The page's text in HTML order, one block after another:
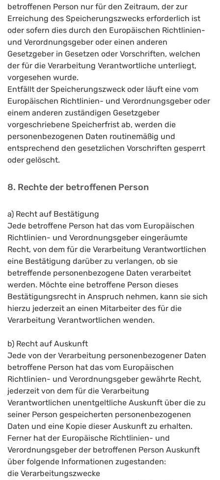
betroffenen Person nur für den Zeitraum, der zur
Erreichung des Speicherungszwecks erforderlich ist
oder sofern dies durch den Europäischen Richtlinien-
und Verordnungsgeber oder einen anderen
Gesetzgeber in Gesetzen oder Vorschriften, welchen
der für die Verarbeitung Verantwortliche unterliegt,
vorgesehen wurde.
Entfällt der Speicherungszweck oder läuft eine vom
Europäischen Richtlinien- und Verordnungsgeber oder
einem anderen zuständigen Gesetzgeber
vorgeschriebene Speicherfrist ab, werden die
personenbezogenen Daten routinemäßig und
entsprechend den gesetzlichen Vorschriften gesperrt
oder gelöscht.
8. Rechte der betroffenen Person
a) Recht auf Bestätigung
Jede betroffene Person hat das vom Europäischen
Richtlinien- und Verordnungsgeber eingeräumte
Recht, von dem für die Verarbeitung Verantwortlichen
eine Bestätigung darüber zu verlangen, ob sie
betreffende personenbezogene Daten verarbeitet
werden. Möchte eine betroffene Person dieses
Bestätigungsrecht in Anspruch nehmen, kann sie sich
hierzu jederzeit an einen Mitarbeiter des für die
Verarbeitung Verantwortlichen wenden.
b) Recht auf Auskunft
Jede von der Verarbeitung personenbezogener Daten
betroffene Person hat das vom Europäischen
Richtlinien- und Verordnungsgeber gewährte Recht,
jederzeit von dem für die Verarbeitung
Verantwortlichen unentgeltliche Auskunft über die zu
seiner Person gespeicherten personenbezogenen
Daten und eine Kopie dieser Auskunft zu erhalten.
Ferner hat der Europäische Richtlinien- und
Verordnungsgeber der betroffenen Person Auskunft
über folgende Informationen zugestanden:
die Verarbeitungszwecke